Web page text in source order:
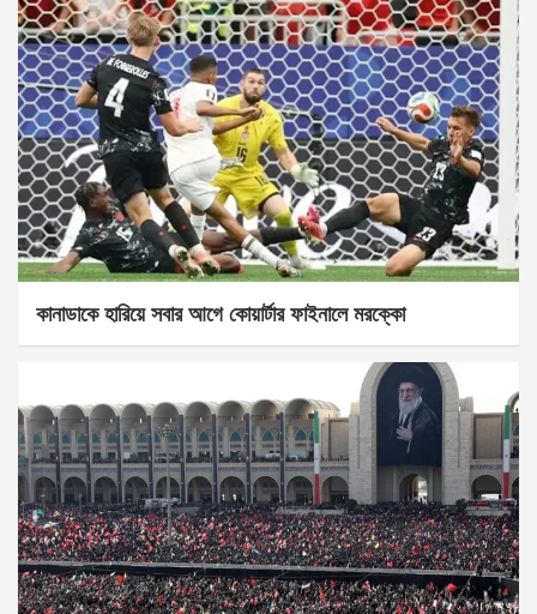
কানাডাকে হারিয়ে সবার আগে কোয়ার্টার ফাইনালে মরক্কো